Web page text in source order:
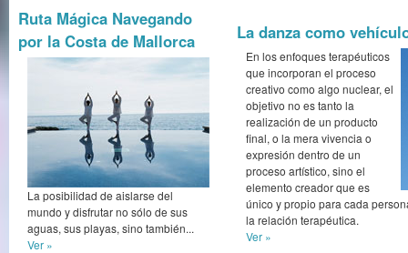
Ruta Mágica Navegando
por la Costa de Mallorca
La posibilidad de aislarse del
mundo y disfrutar no sólo de sus
aguas, sus playas, sino también...
Ver »
La danza como
En los enfoques terapéuticos
que incorporan el proceso
creativo como algo nuclear, el
objetivo no es tanto la
realización de un producto
final, o la mera vivencia o
expresión dentro de un
proceso artístico, sino el
elemento creador que es
único y propio para cada
la relación terapéutica.
Ver »